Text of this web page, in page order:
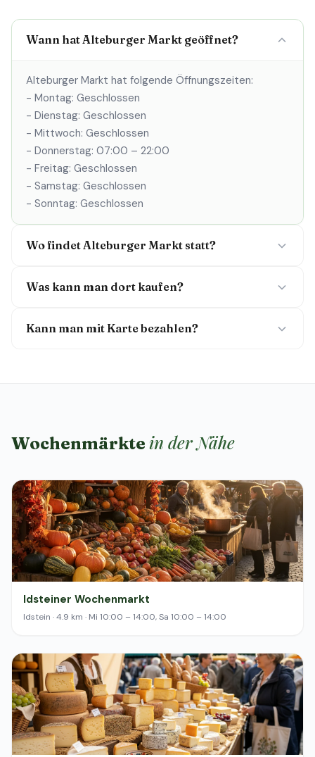
Wann hat Alteburger Markt geöffnet?
Alteburger Markt hat folgende Öffnungszeiten:
- Montag: Geschlossen
- Dienstag: Geschlossen
- Mittwoch: Geschlossen
- Donnerstag: 07:00 – 22:00
- Freitag: Geschlossen
- Samstag: Geschlossen
- Sonntag: Geschlossen
Wo findet Alteburger Markt statt?
Was kann man dort kaufen?
Kann man mit Karte bezahlen?
Wochenmärkte in der Nähe
Idsteiner Wochenmarkt
Idstein · 4.9 km · Mi 10:00 – 14:00, Sa 10:00 – 14:00